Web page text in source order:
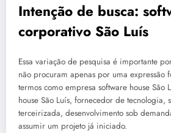
Intenção de busca:
corporativo São Luís
Essa variação de pesquisa é importante
não procuram apenas por uma expressão
termos como empresa software house São
house São Luís, fornecedor de tecnologia,
terceirizada, desenvolvimento sob
assumir um projeto já iniciado.